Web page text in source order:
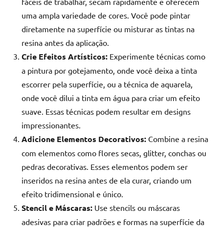
uma ampla variedade de cores. Você pode pintar
diretamente na superfície ou misturar as tintas na
resina antes da aplicação.
Crie Efeitos Artísticos: Experimente técnicas como
a pintura por gotejamento, onde você deixa a tinta
escorrer pela superfície, ou a técnica de aquarela,
onde você dilui a tinta em água para criar um efeito
suave. Essas técnicas podem resultar em designs
impressionantes.
Adicione Elementos Decorativos: Combine a resina
com elementos como flores secas, glitter, conchas ou
pedras decorativas. Esses elementos podem ser
inseridos na resina antes de ela curar, criando um
efeito tridimensional e único.
Stencil e Máscaras: Use stencils ou máscaras
adesivas para criar padrões e formas na superfície da